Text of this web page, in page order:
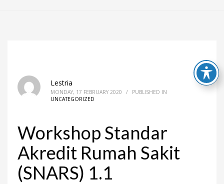
Lestria
MONDAY, 17 FEBRUARY 2020 /
PUBLISHED IN
UNCATEGORIZED
Workshop Standar
Akredit Rumah Sakit
(SNARS) 1.1